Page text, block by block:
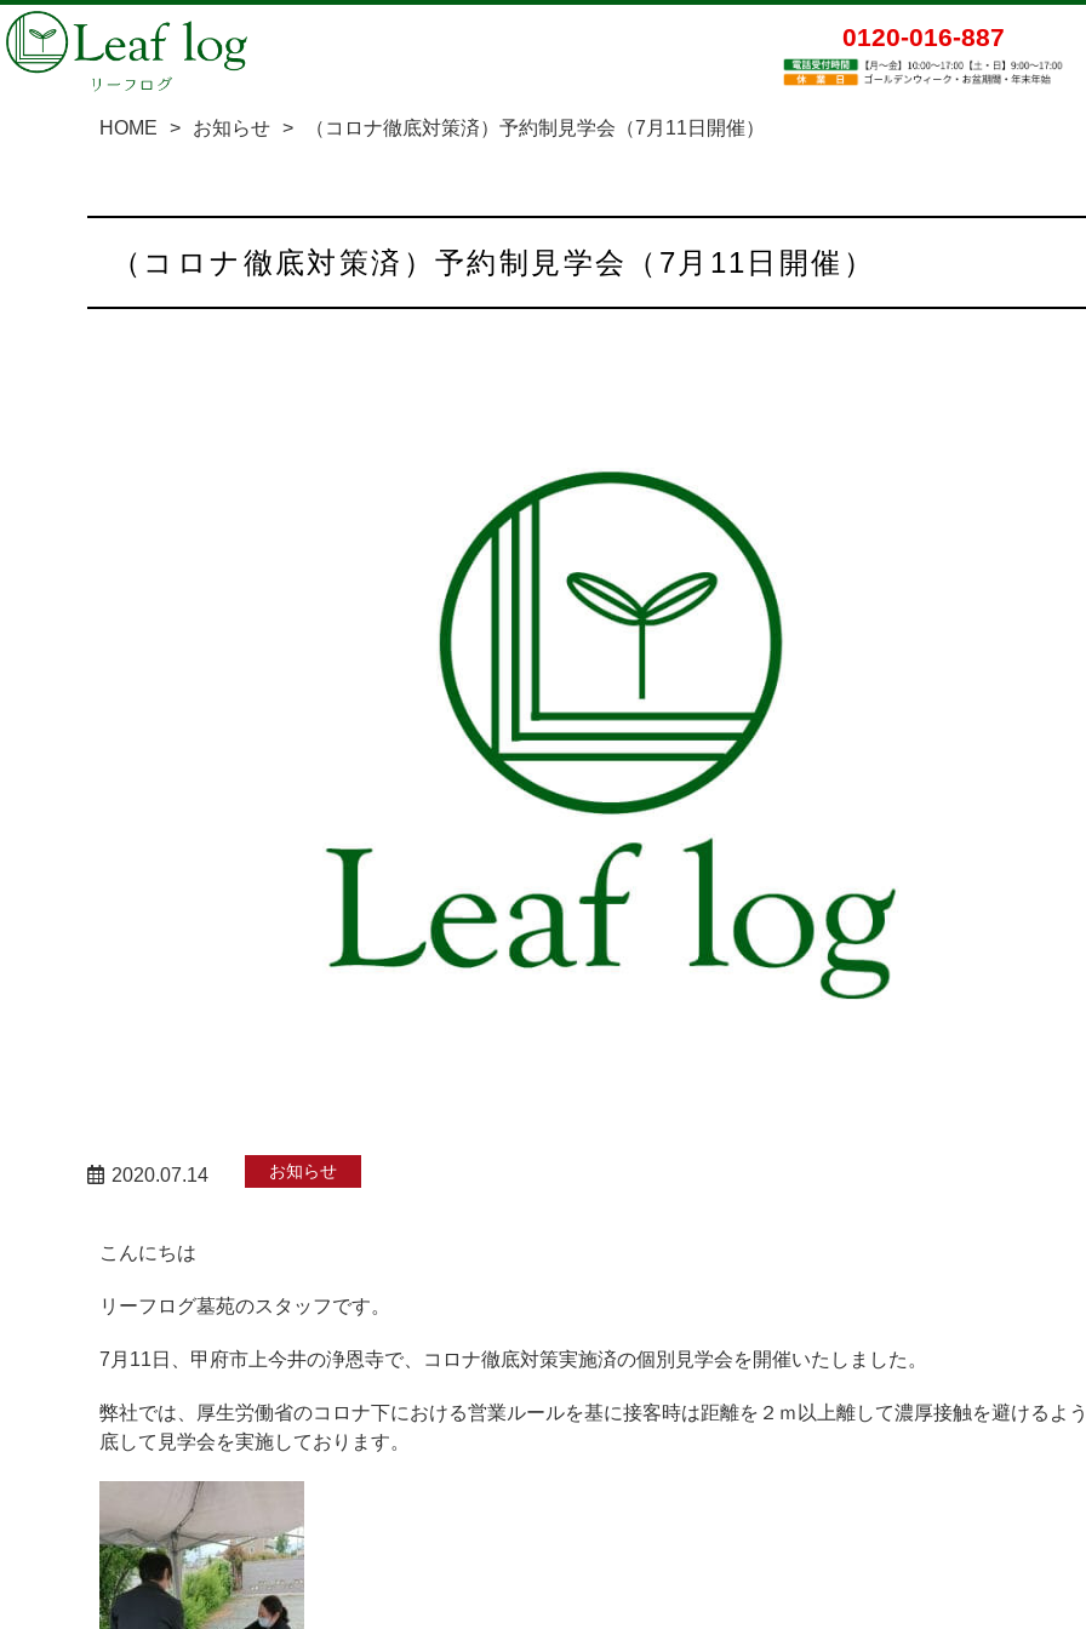
0120-016-887
HOME > お知らせ > （コロナ徹底対策済）予約制見学会（7月11日開催）
（コロナ徹底対策済）予約制見学会（7月11日開催）
2020.07.14 お知らせ
こんにちは
リーフログ墓苑のスタッフです。
7月11日、甲府市上今井の浄恩寺で、コロナ徹底対策実施済の個別見学会を開催いたしました。
弊社では、厚生労働省のコロナ下における営業ルールを基に接客時は距離を２ｍ以上離して濃厚接触を避けるよ
底して見学会を実施しております。